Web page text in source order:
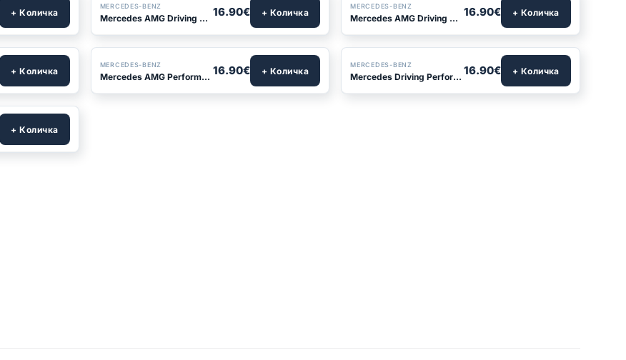
+ Количка
MERCEDES-BENZ
Mercedes AMG Driving Performance v6 16.90€ + Количка
MERCEDES-BENZ
Mercedes AMG Driving Performance v7 16.90€ + Количка
+ Количка
MERCEDES-BENZ
Mercedes AMG Performance v2 16.90€ + Количка
MERCEDES-BENZ
Mercedes Driving Performance 16.90€ + Количка
+ Количка